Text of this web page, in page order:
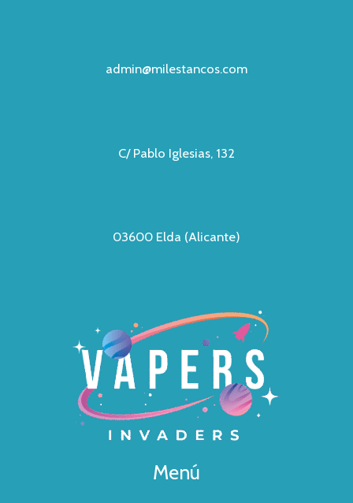
admin@milestancos.com
C/ Pablo Iglesias, 132
03600 Elda (Alicante)
Menú